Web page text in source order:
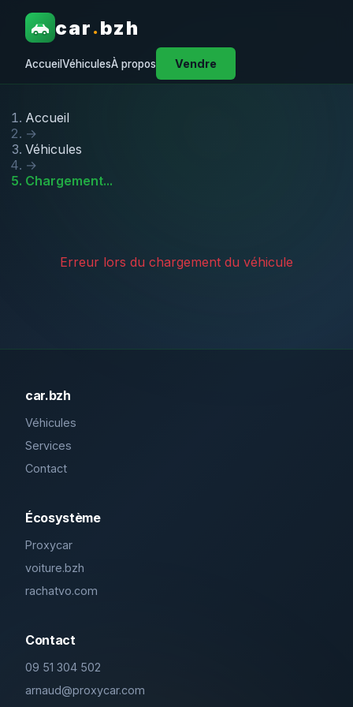
car . bzh
AccueilVéhiculesÀ propos Vendre
Accueil
→
Véhicules
→
Chargement...
Erreur lors du chargement du véhicule
car.bzh
Véhicules
Services
Contact
Écosystème
Proxycar
voiture.bzh
rachatvo.com
Contact
09 51 304 502
arnaud@proxycar.com